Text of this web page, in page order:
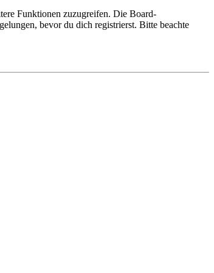
Funktionen zuzugreifen. Die Board-
bevor du dich registrierst. Bitte beachte